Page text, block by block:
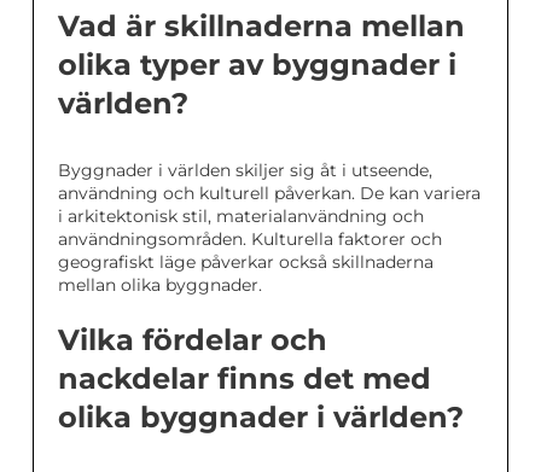
Vad är skillnaderna mellan
olika typer av byggnader i
världen?
Byggnader i världen skiljer sig åt i utseende,
användning och kulturell påverkan. De kan variera
i arkitektonisk stil, materialanvändning och
användningsområden. Kulturella faktorer och
geografiskt läge påverkar också skillnaderna
mellan olika byggnader.
Vilka fördelar och
nackdelar finns det med
olika byggnader i världen?